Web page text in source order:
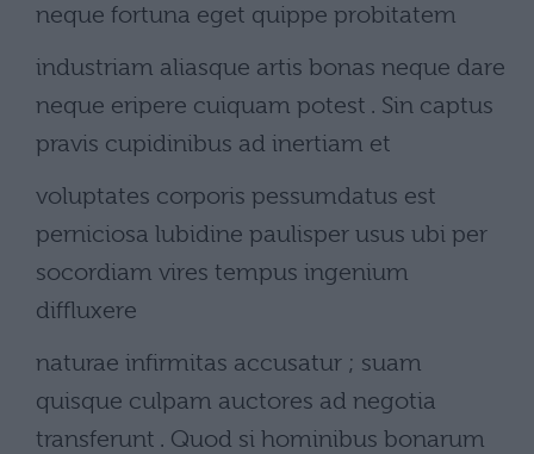
neque fortuna eget quippe probitatem
industriam aliasque artis bonas neque dare
neque eripere cuiquam potest . Sin captus
pravis cupidinibus ad inertiam et
voluptates corporis pessumdatus est
perniciosa lubidine paulisper usus ubi per
socordiam vires tempus ingenium
diffluxere
naturae infirmitas accusatur ; suam
quisque culpam auctores ad negotia
transferunt . Quod si hominibus bonarum